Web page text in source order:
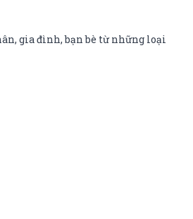
gia đình, bạn bè từ những loại